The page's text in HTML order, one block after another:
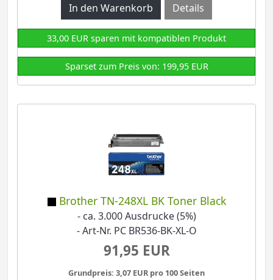
Details
33,00 EUR sparen mit kompatiblen Produkt
Sparset zum Preis von: 199,95 EUR
Brother TN-248XL BK Toner Black
- ca. 3.000 Ausdrucke (5%)
- Art-Nr. PC BR536-BK-XL-O
91,95 EUR
Grundpreis: 3,07 EUR pro 100 Seiten